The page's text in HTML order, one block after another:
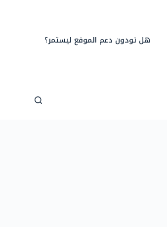
هل تودون دعم الموقع ليستمر؟